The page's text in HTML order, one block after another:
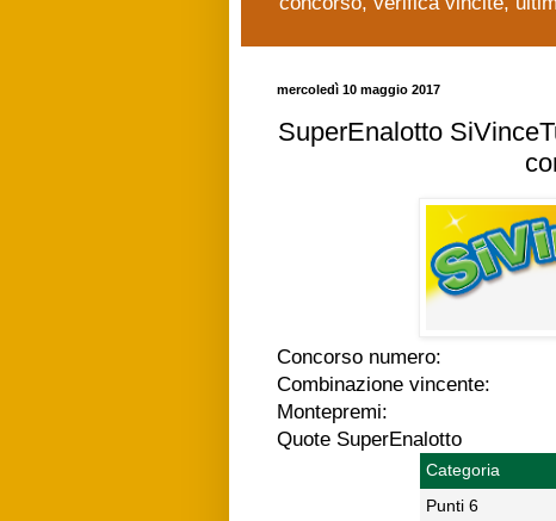
mercoledì 10 maggio 2017
SuperEnalotto
Concorso numero:
Combinazione vincente:
Montepremi:
Quote SuperEnalotto
Categoria
Punti 6